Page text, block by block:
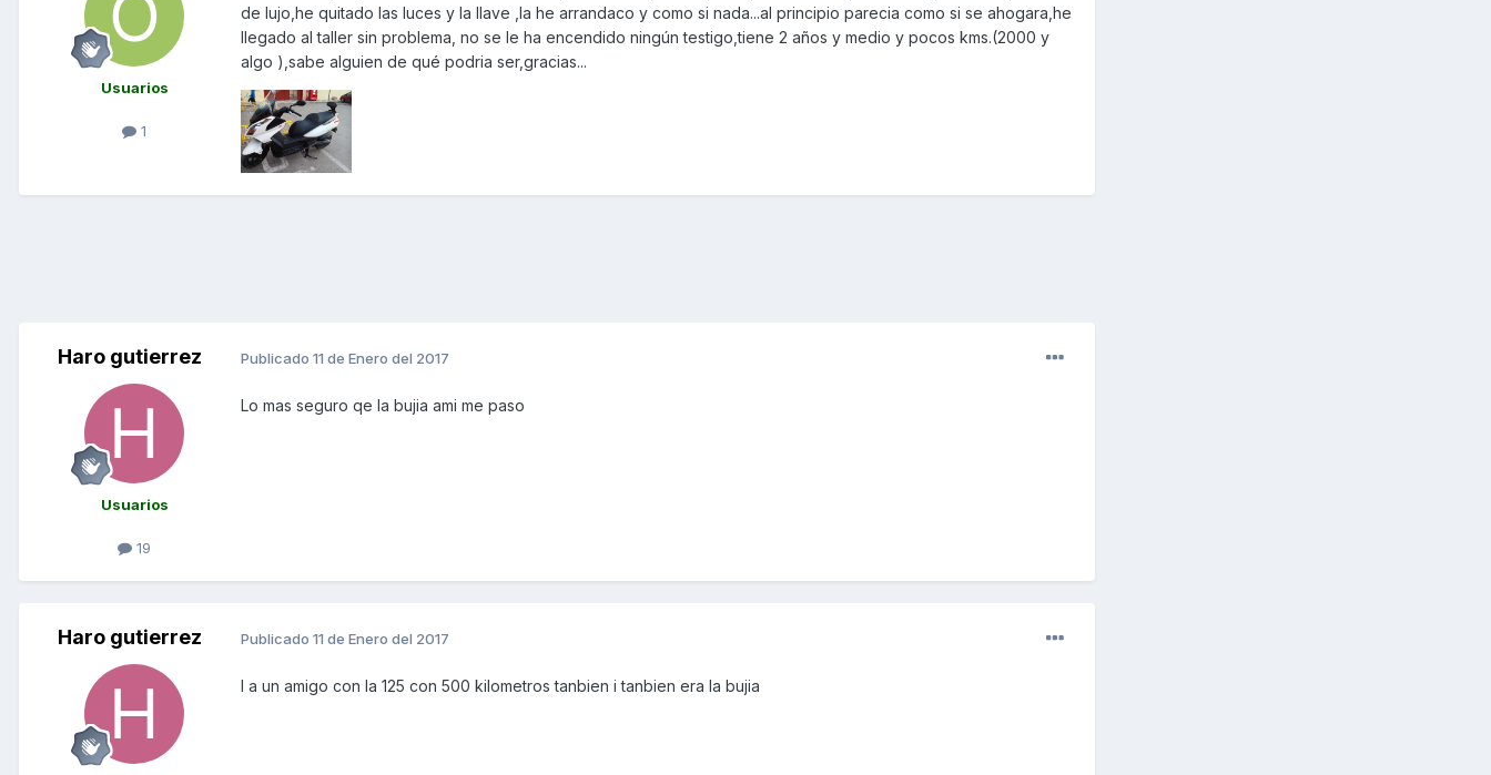
Usuarios
1
de lujo,he quitado las luces y la llave ,la he arrandaco y como si nada...al principio parecia como si se ahogara,he
llegado al taller sin problema, no se le ha encendido ningún testigo,tiene 2 años y medio y pocos kms.(2000 y
algo ),sabe alguien de qué podria ser,gracias...
Haro gutierrez
Usuarios
19
Publicado 11 de Enero del 2017
Lo mas seguro qe la bujia ami me paso
Haro gutierrez Publicado 11 de Enero del 2017
I a un amigo con la 125 con 500 kilometros tanbien i tanbien era la bujia